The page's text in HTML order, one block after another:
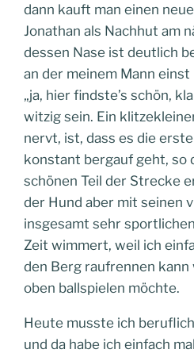
dann kauft man einen
Jonathan als Nachhut am
dessen Nase ist deutlich
an der meinem Mann
„ja, hier findste’s schön,
witzig sein. Ein
nervt, ist, dass es die
konstant bergauf geht, so
schönen Teil der Strecke
der Hund aber mit seinen
insgesamt sehr
Zeit wimmert, weil ich
den Berg raufrennen kann
oben ballspielen möchte.
Heute musste ich
und da habe ich einfach